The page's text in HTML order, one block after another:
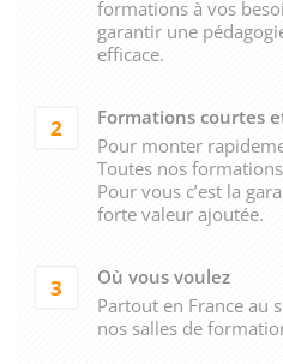
formations à vos
garantir une
efficace.
2
Formations courtes
Pour monter
Toutes nos
Pour vous c’est la
forte valeur ajoutée.
3
Où vous voulez
Partout en France au
nos salles de